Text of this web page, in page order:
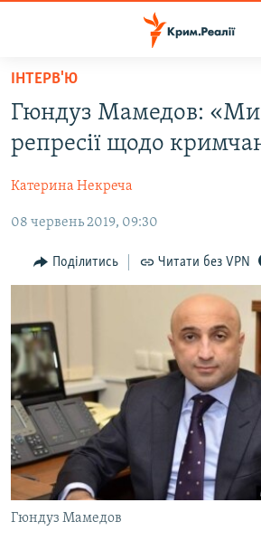
Перейти
основного
матеріалу
Перейти
до
навігації
Перейти
ВОДА.КРИМ
ВІДЕО ТА ФОТО
ПОЛІТИКА
БЛОГИ
ПОГЛЯД
ВСЕ ЗА ДЕНЬ
СПЕЦПРОЕКТИ
ДЕПОРТАЦІЯ
ВІДЕОУРОКИ «ELIFBE»
СВІДЧЕННЯ ОКУПАЦІЇ
УКРАЇНСЬКА ПРОБЛЕМА КРИМУ
ІНФОГРАФІКА
ЯК ОБІЙТИ БЛОКУВАННЯ
Русский
Qırımtatar
ДОЛУЧАЙСЯ!
ІНТЕРВ'Ю
Гюндуз Мамедов: «Ми
репресії щодо
Катерина Некреча
08 червень 2019, 09:30
Поділитись Читати без VPN
Гюндуз Мамедов